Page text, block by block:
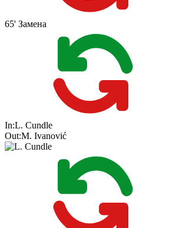
65' Замена
In:L. Cundle
Out:M. Ivanović